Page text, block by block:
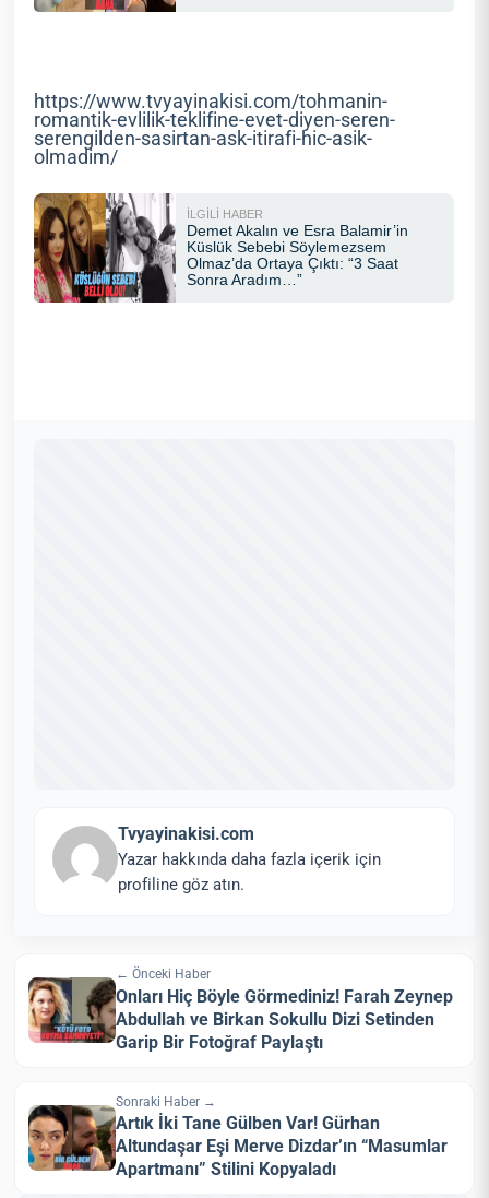
https://www.tvyayinakisi.com/tohmanin-
romantik-evlilik-teklifine-evet-diyen-seren-
serengilden-sasirtan-ask-itirafi-hic-asik-
olmadim/
Tvyayinakisi.com
Yazar hakkında daha fazla içerik için
profiline göz atın.
← Önceki Haber
Onları Hiç Böyle Görmediniz! Farah Zeynep
Abdullah ve Birkan Sokullu Dizi Setinden
Garip Bir Fotoğraf Paylaştı
Sonraki Haber →
Artık İki Tane Gülben Var! Gürhan
Altundaşar Eşi Merve Dizdar’ın “Masumlar
Apartmanı” Stilini Kopyaladı